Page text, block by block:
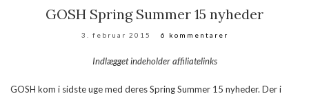
GOSH Spring Summer 15 nyheder
3. februar 2015 6 kommentarer
Indlægget indeholder affiliatelinks
GOSH kom i sidste uge med deres Spring Summer 15 nyheder. Der i